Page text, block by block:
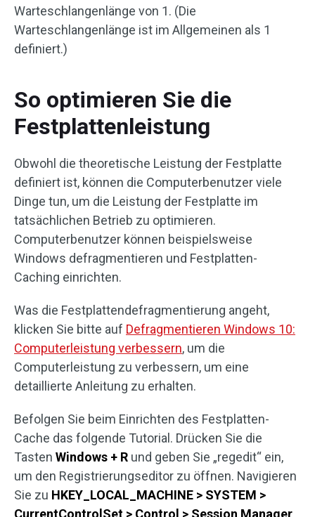
Warteschlangenlänge von 1. (Die
Warteschlangenlänge ist im Allgemeinen als 1
definiert.)
So optimieren Sie die
Festplattenleistung
Obwohl die theoretische Leistung der Festplatte
definiert ist, können die Computerbenutzer viele
Dinge tun, um die Leistung der Festplatte im
tatsächlichen Betrieb zu optimieren.
Computerbenutzer können beispielsweise
Windows defragmentieren und Festplatten-
Caching einrichten.
Was die Festplattendefragmentierung angeht,
klicken Sie bitte auf Defragmentieren Windows 10:
Computerleistung verbessern, um die
Computerleistung zu verbessern, um eine
detaillierte Anleitung zu erhalten.
Befolgen Sie beim Einrichten des Festplatten-
Cache das folgende Tutorial. Drücken Sie die
Tasten Windows + R und geben Sie „regedit“ ein,
um den Registrierungseditor zu öffnen. Navigieren
Sie zu HKEY_LOCAL_MACHINE > SYSTEM >
CurrentControlSet > Control > Session Manager